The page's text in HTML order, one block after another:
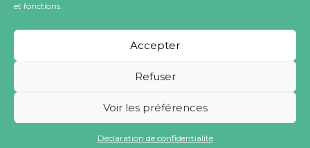
et fonctions.
Accepter
Refuser
Voir les préférences
Déclaration de confidentialité
contact@locacoeur.com
(+33) 0806 079 112
Tous droits réservés à LOCACOEUR SA